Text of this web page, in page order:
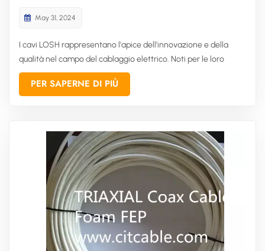
May 31, 2024
I cavi LOSH rappresentano l'apice dell'innovazione e della
qualità nel campo del cablaggio elettrico. Noti per le loro
proprietà a bassa emissione di fumo e prive di alogeni, i cavi
LOSH sono progettati per soddisfare le rigorose esigenze dei
PER SAPERNE DI PIÙ